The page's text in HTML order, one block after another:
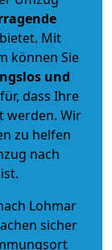
Mit
können Sie
und
dass Ihre
werden. Wir
zu helfen
nach
Lohmar
sicher